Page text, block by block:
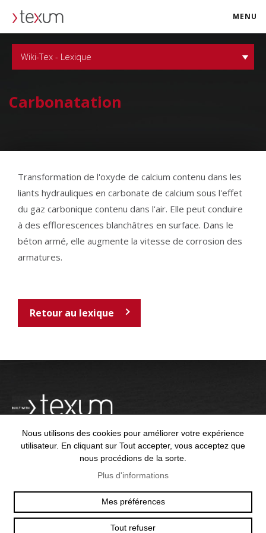
MENU
Wiki-Tex - Lexique
Carbonatation
Transformation de l'oxyde de calcium contenu dans les
liants hydrauliques en carbonate de calcium sous l'effet
du gaz carbonique contenu dans l'air. Elle peut conduire
à des efflorescences blanchâtres en surface. Dans le
béton armé, elle augmente la vitesse de corrosion des
armatures.
Retour au lexique
OFFICE@TEXUM.SWISS
CH - 1530 PAYERNE
Nous utilisons des cookies pour améliorer votre expérience
utilisateur. En cliquant sur Tout accepter, vous acceptez que
nous procédions de la sorte.
Plus d'informations
Mes préférences
Tout refuser